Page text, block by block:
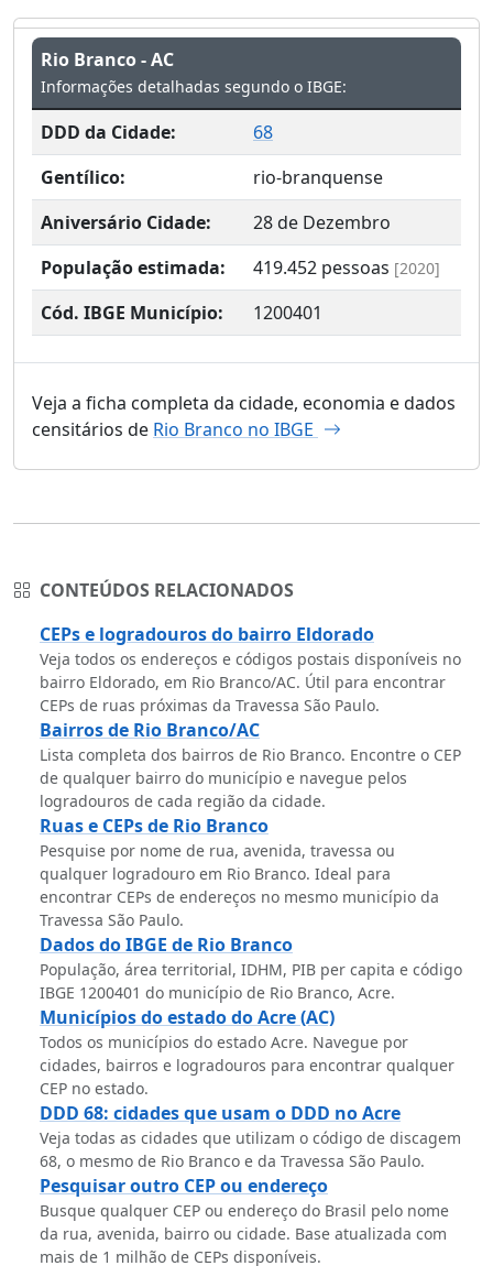
Rio Branco - AC
Informações detalhadas segundo o IBGE:
DDD da Cidade:
68
Gentílico:
rio-branquense
Aniversário Cidade:
28 de Dezembro
População estimada:
419.452 pessoas [2020]
Cód. IBGE Município: 1200401
Veja a ficha completa da cidade, economia e dados
censitários de Rio Branco no IBGE
CONTEÚDOS RELACIONADOS
CEPs e logradouros do bairro Eldorado
Veja todos os endereços e códigos postais disponíveis no
bairro Eldorado, em Rio Branco/AC. Útil para encontrar
CEPs de ruas próximas da Travessa São Paulo.
Bairros de Rio Branco/AC
Lista completa dos bairros de Rio Branco. Encontre o CEP
de qualquer bairro do município e navegue pelos
logradouros de cada região da cidade.
Ruas e CEPs de Rio Branco
Pesquise por nome de rua, avenida, travessa ou
qualquer logradouro em Rio Branco. Ideal para
encontrar CEPs de endereços no mesmo município da
Travessa São Paulo.
Dados do IBGE de Rio Branco
População, área territorial, IDHM, PIB per capita e código
IBGE 1200401 do município de Rio Branco, Acre.
Municípios do estado do Acre (AC)
Todos os municípios do estado Acre. Navegue por
cidades, bairros e logradouros para encontrar qualquer
CEP no estado.
DDD 68: cidades que usam o DDD no Acre
Veja todas as cidades que utilizam o código de discagem
68, o mesmo de Rio Branco e da Travessa São Paulo.
Pesquisar outro CEP ou endereço
Busque qualquer CEP ou endereço do Brasil pelo nome
da rua, avenida, bairro ou cidade. Base atualizada com
mais de 1 milhão de CEPs disponíveis.